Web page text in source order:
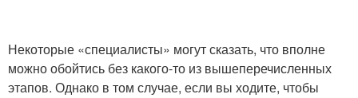
Некоторые «специалисты» могут сказать, что вполне
можно обойтись без какого-то из вышеперечисленных
этапов. Однако в том случае, если вы ходите, чтобы